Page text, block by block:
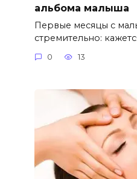
альбома малыша
Первые месяцы с
стремительно:
0 13